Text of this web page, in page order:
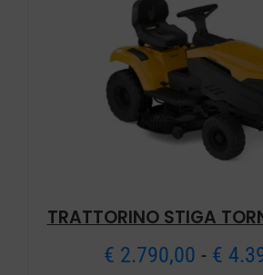
TRATTORINO STIGA
€ 2.790,00 - €